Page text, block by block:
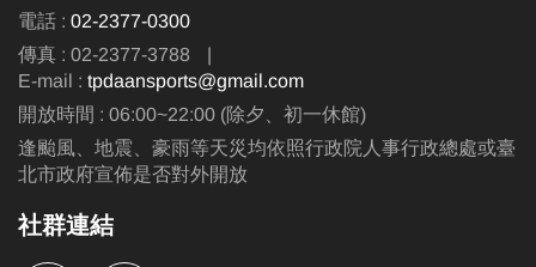
電話 : 02-2377-0300
傳真 : 02-2377-3788
|
E-mail : tpdaansports@gmail.com
開放時間 : 06:00~22:00 (除夕、初一休館)
逢颱風、地震、豪雨等天災均依照行政院人事行政總處或臺
北市政府宣佈是否對外開放
社群連結